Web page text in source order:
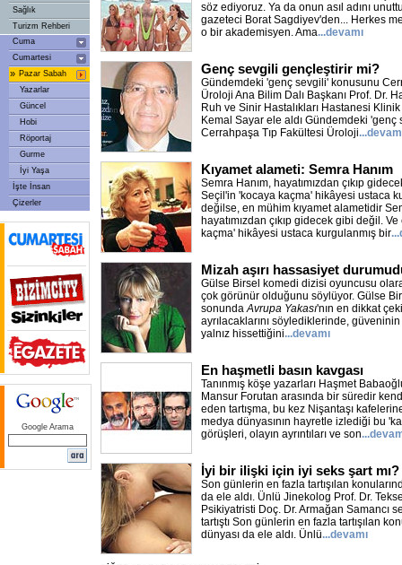
Sağlık
Turizm Rehberi
Cuma
Cumartesi
» Pazar Sabah
Yazarlar
Güncel
Hobi
Röportaj
Gurme
İyi Yaşa
İşte İnsan
Çizerler
Google Arama
söz ediyoruz. Ya da onun asıl adını
gazeteci Borat Sagdiyev'den... Herkes
o bir akademisyen. Ama...devamı
Genç sevgili gençleştirir mi?
Gündemdeki 'genç sevgili' konusunu
Üroloji Ana Bilim Dalı Başkanı Prof. Dr.
Ruh ve Sinir Hastalıkları Hastanesi
Kemal Sayar ele aldı Gündemdeki
Cerrahpaşa Tıp Fakültesi Üroloji
Kıyamet alameti: Semra Hanım
Semra Hanım, hayatımızdan çıkıp
Seçil'in 'kocaya kaçma' hikâyesi ustaca
değilse, en mühim kıyamet alametidir
hayatımızdan çıkıp gidecek gibi değil.
kaçma' hikâyesi ustaca kurgulanmış bir
Mizah aşırı hassasiyet
Gülse Birsel komedi dizisi oyuncusu
çok görünür olduğunu söylüyor. Gülse
sonundaAvrupa Yakası'nın en dikkat
ayrılacaklarını söylediklerinde, güveninin
yalnız hissettiğini...devamı
En haşmetli basın kavgası
Tanınmış köşe yazarları Haşmet
Mansur Forutan arasında bir süredir
eden tartışma, bu kez Nişantaşı
medya dünyasının hayretle izlediği bu
görüşleri, olayın ayrıntıları ve son
İyi bir ilişki için iyi seks şart mı?
Son günlerin en fazla tartışılan
da ele aldı. Ünlü Jinekolog Prof. Dr.
Psikiyatristi Doç. Dr. Armağan Samancı
tartıştı Son günlerin en fazla tartışılan
dünyası da ele aldı. Ünlü...devamı